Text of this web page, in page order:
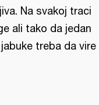
Na svakoj traci
ali tako da jedan
treba da vire